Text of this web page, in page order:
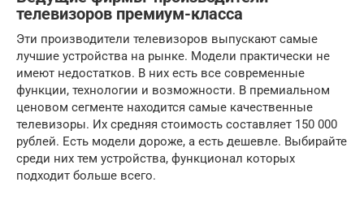
телевизоров премиум-класса
Эти производители телевизоров выпускают самые
лучшие устройства на рынке. Модели практически не
имеют недостатков. В них есть все современные
функции, технологии и возможности. В премиальном
ценовом сегменте находится самые качественные
телевизоры. Их средняя стоимость составляет 150 000
рублей. Есть модели дороже, а есть дешевле. Выбирайте
среди них тем устройства, функционал которых
подходит больше всего.